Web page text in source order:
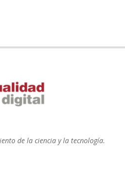
de la ciencia y la tecnología.